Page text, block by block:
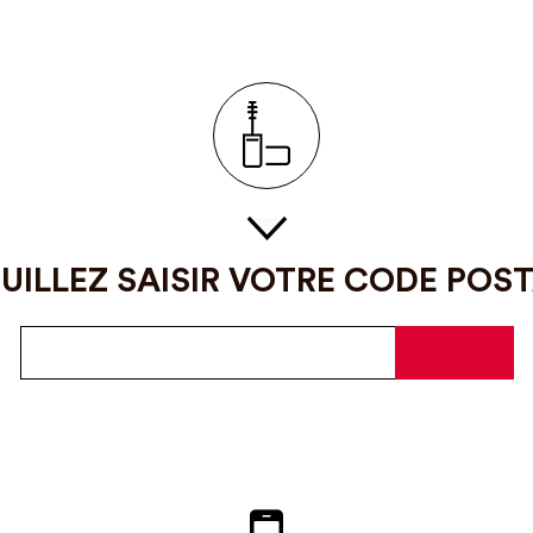
SAISIR VOTRE CODE